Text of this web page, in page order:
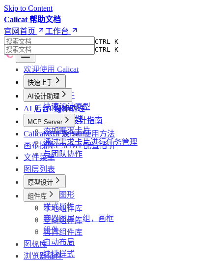
Skip to Content
Calicat 帮助文档
官网首页
工作台
CTRL K
CTRL K
欢迎使用 Calicat
快速上手
创建文件
快速设计原型
使用AI助理
添加需求卡片
通过需求卡片进行任务管理
与团队协作
AI设计助理
AI 设计助理
高效 AI 设计指南
AI 后台 Agents
MCP Server
MCP Server 使用方法
MCP Server 配置指引
Calicat CLI 及 Skill
画布操作
文件菜单
图层列表
原型设计
基础图形
样式属性
容器图层：组，画框
组件
自动布局
快捷样式
组件库
本地组件库
空间组件库
官方组件库
图标库
浏览器插件